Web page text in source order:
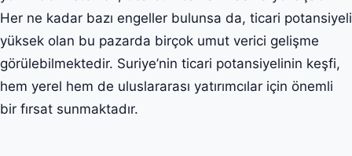
Her ne kadar bazı engeller bulunsa da, ticari potansiyeli
yüksek olan bu pazarda birçok umut verici gelişme
görülebilmektedir. Suriye’nin ticari potansiyelinin keşfi,
hem yerel hem de uluslararası yatırımcılar için önemli
bir fırsat sunmaktadır.